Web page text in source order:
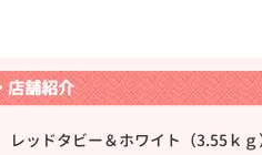
店舗紹介
ッドタビー＆ホワイト（3.55ｋ